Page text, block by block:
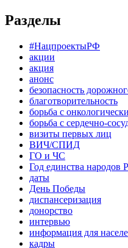
Разделы
#НацпроектыРФ
акции
акция
анонс
безопасность
благотворительность
борьба с
борьба с сердечно-
визиты первых лиц
ВИЧ/СПИД
ГО и ЧС
Год единства народов
даты
День Победы
диспансеризация
донорство
интервью
информация для
кадры